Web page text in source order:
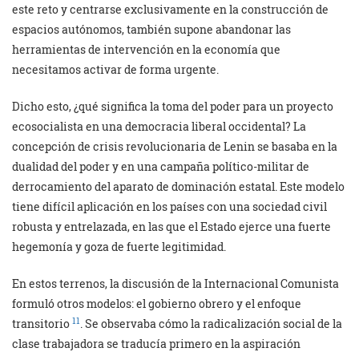
este reto y centrarse exclusivamente en la construcción de
espacios autónomos, también supone abandonar las
herramientas de intervención en la economía que
necesitamos activar de forma urgente.
Dicho esto, ¿qué significa la toma del poder para un proyecto
ecosocialista en una democracia liberal occidental? La
concepción de crisis revolucionaria de Lenin se basaba en la
dualidad del poder y en una campaña político-militar de
derrocamiento del aparato de dominación estatal. Este modelo
tiene difícil aplicación en los países con una sociedad civil
robusta y entrelazada, en las que el Estado ejerce una fuerte
hegemonía y goza de fuerte legitimidad.
En estos terrenos, la discusión de la Internacional Comunista
formuló otros modelos: el gobierno obrero y el enfoque
transitorio 11. Se observaba cómo la radicalización social de la
clase trabajadora se traducía primero en la aspiración